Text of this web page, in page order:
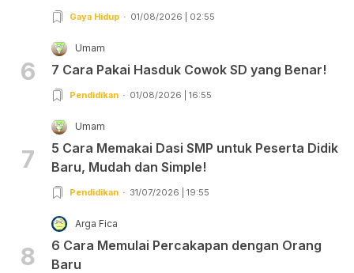
Gaya Hidup 01/08/2026 | 02:55
6
Umam
7 Cara Pakai Hasduk Cowok SD yang Benar!
Pendidikan 01/08/2026 | 16:55
7
Umam
5 Cara Memakai Dasi SMP untuk Peserta Didik
Baru, Mudah dan Simple!
Pendidikan 31/07/2026 | 19:55
8
Arga Fica
6 Cara Memulai Percakapan dengan Orang
Baru